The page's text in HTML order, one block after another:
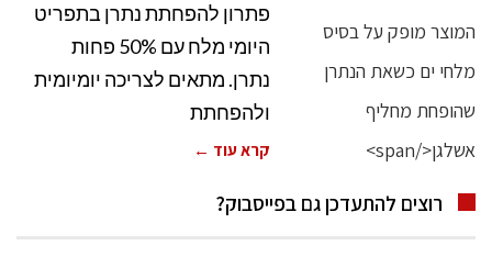
פתרון להפחתת נתרן בתפריט
היומי מלח עם 50% פחות
נתרן. מתאים לצריכה יומיומית
ולהפחתת
קרא עוד ←
רוצים להתעדכן גם בפייסבוק?